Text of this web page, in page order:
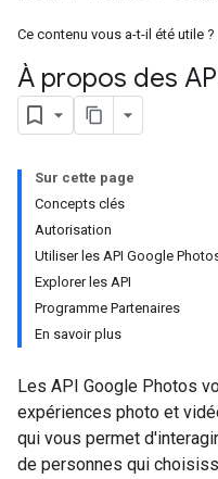
Ce contenu vous a-t-il été utile ?
À propos des
Sur cette page
Concepts clés
Autorisation
Utiliser les API Google
Explorer les API
Programme Partenaires
En savoir plus
Les API Google Photos
expériences photo et
qui vous permet
de personnes qui